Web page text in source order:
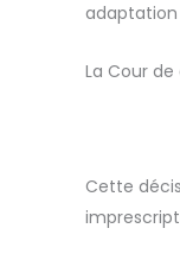
La Cour
Cette